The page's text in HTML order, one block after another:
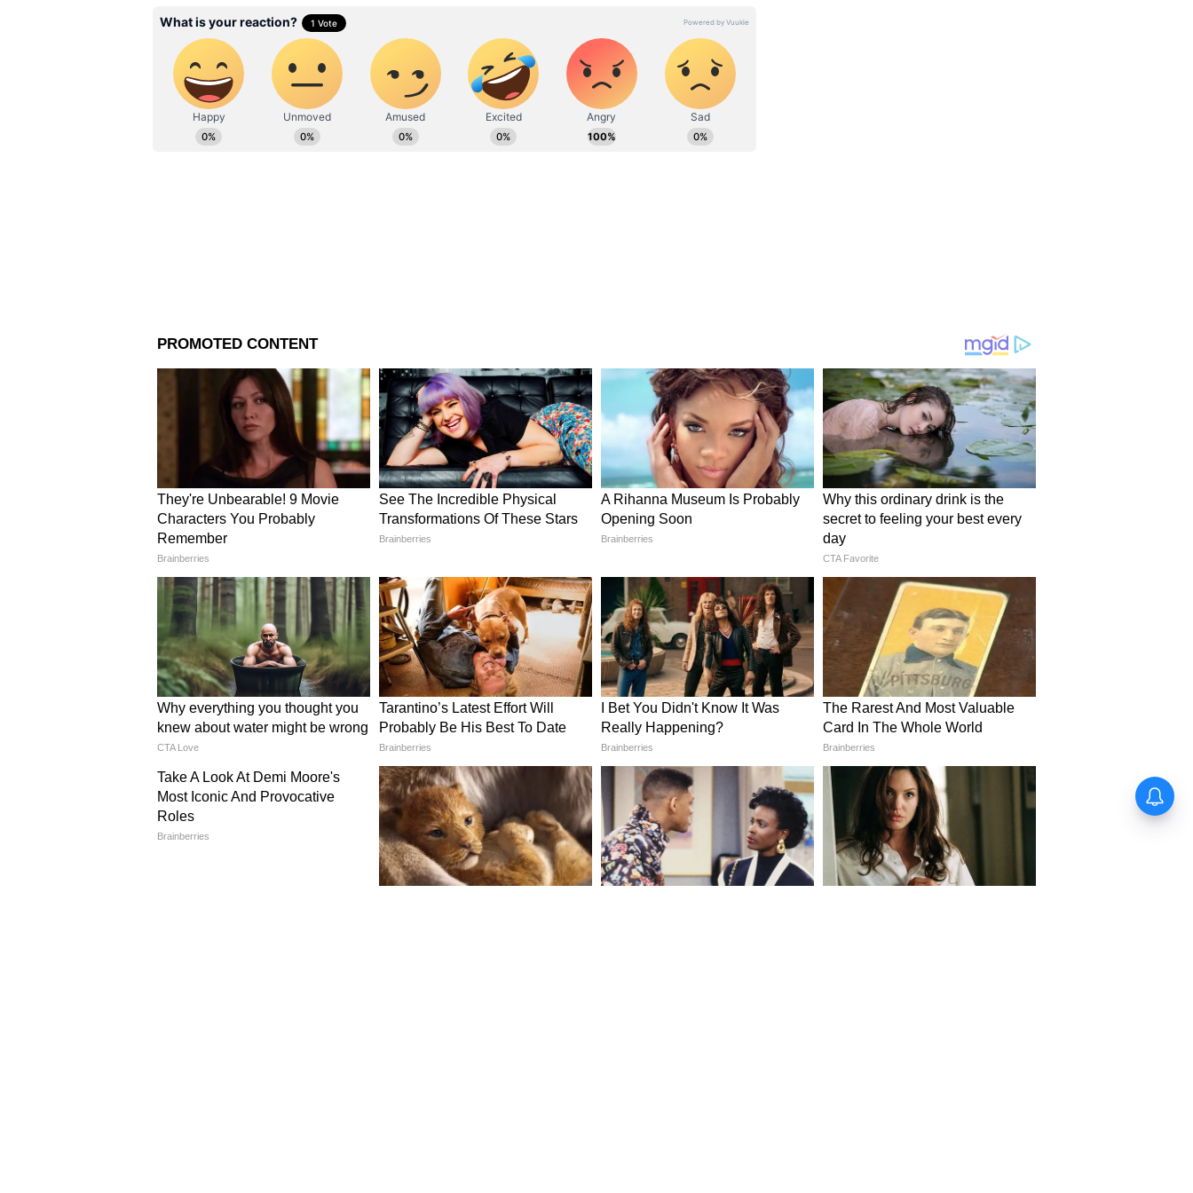
শনিবার নোবেলজয়ী রবীন্দ্রনাথ ঠাকুরের জন্মদিনে শপথ নিতে চলেছেন শুভেন্দু। দলনেতা
নির্বাচিত হওয়ার পরেই তিনি সরকার গঠনের আগে সাংগঠনিক আলোচনার জন্য
কলকাতায় দলের নবনির্বাচিত বিধায়ক ও বরিষ্ঠ নেতাদের সঙ্গে বৈঠকে বসেন।